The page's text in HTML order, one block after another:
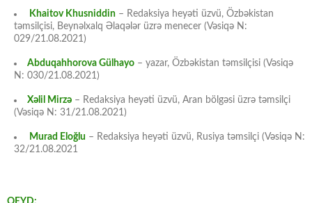
Khaitov Khusniddin – Redaksiya heyəti üzvü, Özbəkistan
təmsilçisi, Beynəlxalq Əlaqələr üzrə menecer (Vəsiqə N:
029/21.08.2021)
Abduqahhorova Gülhayo – yazar, Özbəkistan təmsilçisi (Vəsiqə
N: 030/21.08.2021)
Xəlil Mirzə – Redaksiya heyəti üzvü, Aran bölgəsi üzrə təmsilçi
(Vəsiqə N: 31/21.08.2021)
Murad Eloğlu – Redaksiya heyəti üzvü, Rusiya təmsilçi (Vəsiqə N:
32/21.08.2021